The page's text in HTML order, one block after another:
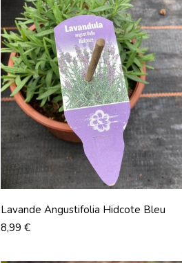
Lavande Angustifolia Hidcote Bleu
Prix
8,99 €